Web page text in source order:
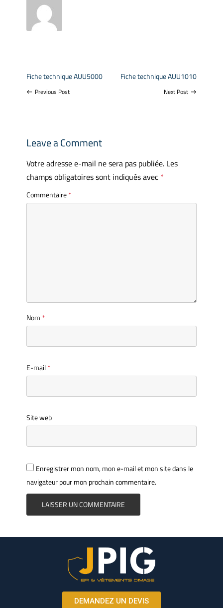
Fiche technique AUU5000
west Previous Post
Fiche technique AUU1010
Next Post east
Leave a Comment
Votre adresse e-mail ne sera pas publiée. Les
champs obligatoires sont indiqués avec *
Commentaire*
Nom *
E-mail*
Site web
Enregistrer mon nom, mon e-mail et mon site dans le
navigateur pour mon prochain commentaire.
DEMANDEZ UN DEVIS